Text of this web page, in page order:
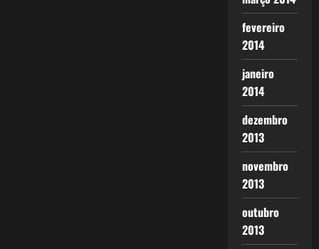
fevereiro
2014
janeiro
2014
dezembro
2013
novembro
2013
outubro
2013